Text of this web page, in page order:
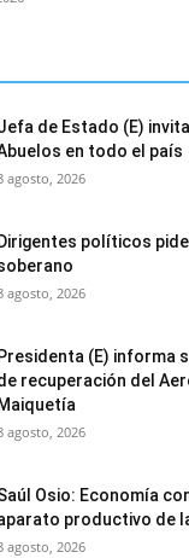
de Estado (E)
en todo el país
agosto, 2026
Dirigentes políticos
agosto, 2026
Presidenta (E) informa
recuperación del
Maiquetía
agosto, 2026
Osio: Economía
productivo de
agosto, 2026